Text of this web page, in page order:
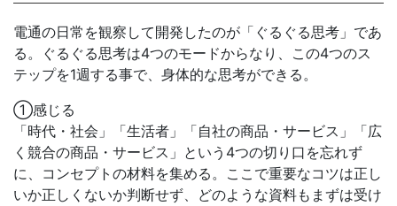
電通の日常を観察して開発したのが「ぐるぐる思考」であ
る。ぐるぐる思考は4つのモードからなり、この4つのス
テップを1週する事で、身体的な思考ができる。
①感じる
「時代・社会」「生活者」「自社の商品・サービス」「広
く競合の商品・サービス」という4つの切り口を忘れず
に、コンセプトの材料を集める。ここで重要なコツは正し
いか正しくないか判断せず、どのような資料もまずは受け